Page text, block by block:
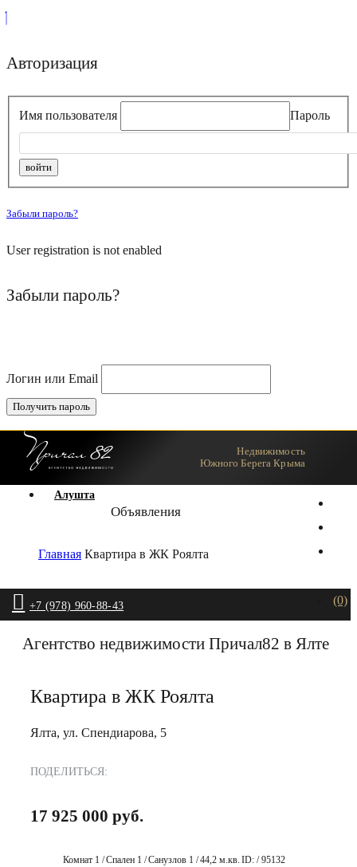
Авторизация
Имя пользователя Пароль
Забыли пароль?
User registration is not enabled
Забыли пароль?
Логин или Email
Ялта
Алушта
+7 (978) 960-88-43 (0)
Недвижимость
Южного Берега Крыма
Объявления
Главная Квартира в ЖК Роялта
Агентство недвижимости Причал82 в Ялте
Квартира в ЖК Роялта
Ялта, ул. Спендиарова, 5
ПОДЕЛИТЬСЯ:
17 925 000 руб.
Комнат 1 /Спален 1 /Санузлов 1 /44,2 м.кв. ID: / 95132